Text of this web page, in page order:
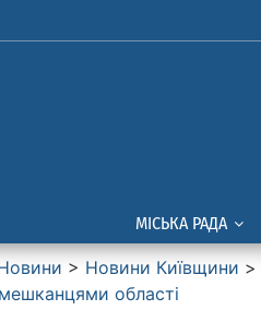
МІСЬКА РАДА
> Новини Київщини >
області